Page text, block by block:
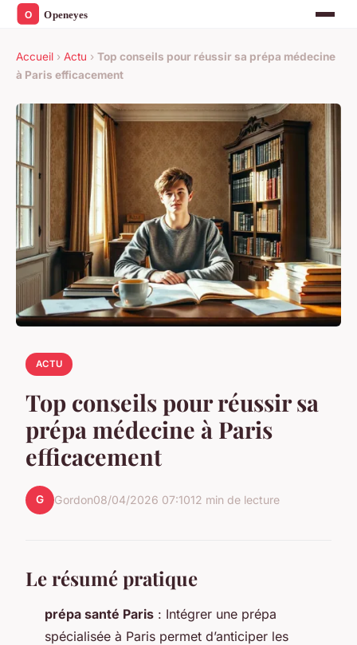
Accueil › Actu › Top conseils pour réussir sa prépa médecine
à Paris efficacement
ACTU
Top conseils pour réussir sa
prépa médecine à Paris
efficacement
G Gordon08/04/2026 07:1012 min de lecture
Le résumé pratique
prépa santé Paris : Intégrer une prépa
spécialisée à Paris permet d’anticiper les